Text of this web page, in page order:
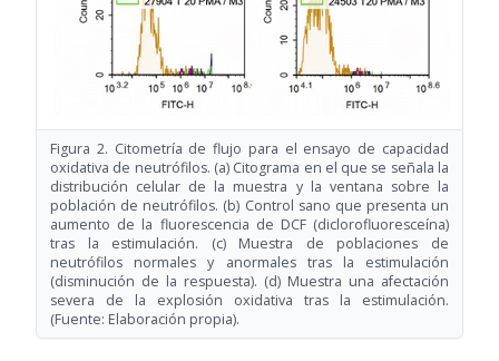
Figura 2. Citometría de flujo para el ensayo de capacidad
oxidativa de neutrófilos. (a) Citograma en el que se señala la
distribución celular de la muestra y la ventana sobre la
población de neutrófilos. (b) Control sano que presenta un
aumento de la fluorescencia de DCF (diclorofluoresceína)
tras la estimulación. (c) Muestra de poblaciones de
neutrófilos normales y anormales tras la estimulación
(disminución de la respuesta). (d) Muestra una afectación
severa de la explosión oxidativa tras la estimulación.
(Fuente: Elaboración propia).